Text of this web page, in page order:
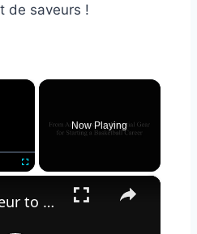
de saveurs !
×
Now Playing
×
From Amateur to Pro: Essential Gear for Starting a Basketball Career